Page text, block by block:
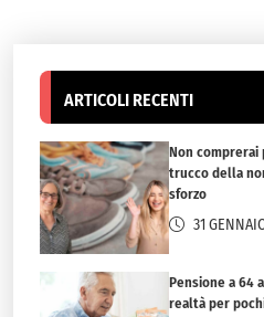
ARTICOLI RECENTI
Non comprerai
trucco della
sforzo
31
Pensione a 64
realtà per